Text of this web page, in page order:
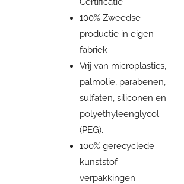
100% Zweedse
productie in eigen
fabriek
Vrij van microplastics,
palmolie, parabenen,
sulfaten, siliconen en
polyethyleenglycol
(PEG).
100% gerecyclede
kunststof
verpakkingen